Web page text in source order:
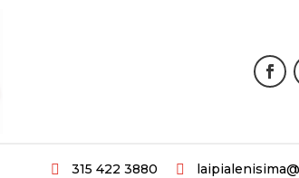
 315 422 3880 